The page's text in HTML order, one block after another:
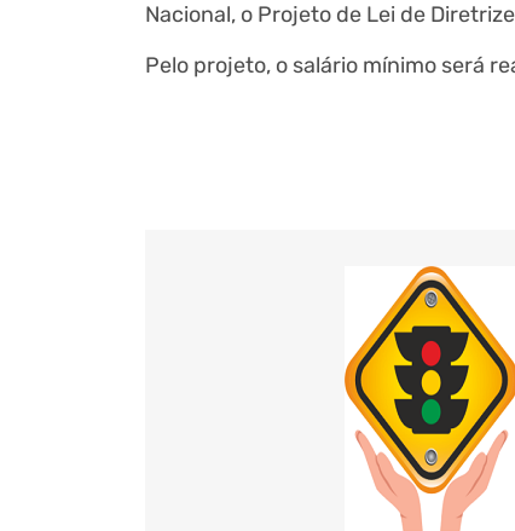
Nacional, o Projeto de Lei de
Pelo projeto, o salário mínimo será